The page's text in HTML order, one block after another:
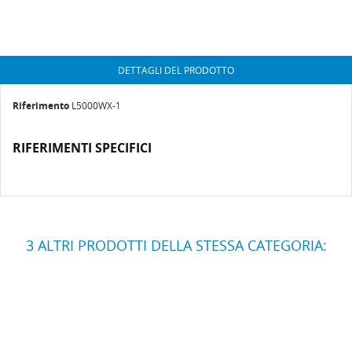
DETTAGLI DEL PRODOTTO
Riferimento L5000WX-1
RIFERIMENTI SPECIFICI
3 ALTRI PRODOTTI DELLA STESSA CATEGORIA: